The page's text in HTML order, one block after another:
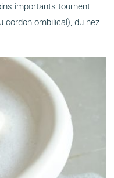
importants tournent
cordon ombilical), du nez